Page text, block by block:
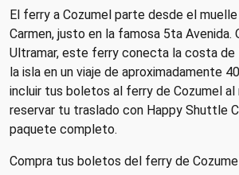
El ferry a Cozumel parte desde el
Carmen, justo en la famosa 5ta Avenida.
Ultramar, este ferry conecta la costa de
la isla en un viaje de aproximadamente
incluir tus boletos al ferry de Cozumel
reservar tu traslado con Happy Shuttle
paquete completo.
Compra tus boletos del ferry de